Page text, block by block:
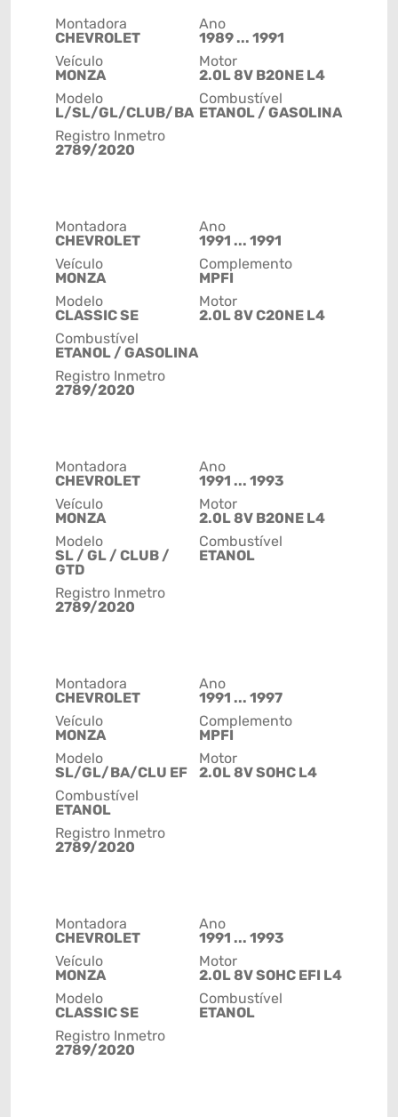
Montadora
CHEVROLET
Veículo
MONZA
Modelo
L/SL/GL/CLUB/BA
Ano
1989 ... 1991
Motor
2.0L 8V B20NE L4
Combustível
ETANOL / GASOLINA
Registro Inmetro
2789/2020
Montadora
CHEVROLET
Veículo
MONZA
Modelo
CLASSIC SE
Ano
1991 ... 1991
Complemento
MPFI
Motor
2.0L 8V C20NE L4
Combustível
ETANOL / GASOLINA
Registro Inmetro
2789/2020
Montadora
CHEVROLET
Veículo
MONZA
Modelo
SL / GL / CLUB /
GTD
Ano
1991 ... 1993
Motor
2.0L 8V B20NE L4
Combustível
ETANOL
Registro Inmetro
2789/2020
Montadora
CHEVROLET
Veículo
MONZA
Modelo
SL/GL/BA/CLU EF
Ano
1991 ... 1997
Complemento
MPFI
Motor
2.0L 8V SOHC L4
Combustível
ETANOL
Registro Inmetro
2789/2020
Montadora
CHEVROLET
Veículo
MONZA
Modelo
CLASSIC SE
Ano
1991 ... 1993
Motor
2.0L 8V SOHC EFI L4
Combustível
ETANOL
Registro Inmetro
2789/2020